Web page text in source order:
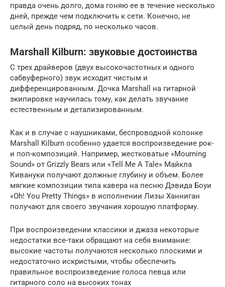
правда очень долго, дома гоняю ее в течение несколько
дней, прежде чем подключить к сети. Конечно, не
целый день подряд, по несколько часов.
Marshall Kilburn: звуковые достоинства
С трех драйверов (двух высокочастотных и одного
сабвуферного) звук исходит чистым и
дифференцированным. Дочка Marshall на гитарной
экипировке научилась тому, как делать звучание
естественным и детализированным.
Как и в случае с наушниками, беспроводной колонке
Marshall Kilburn особенно удается воспроизведение рок-
и поп-композиций. Например, жестковатые «Mourning
Sound» от Grizzly Bears или «Tell Me A Tale» Майкла
Кивануки получают должные глубину и объем. Более
мягкие композиции типа кавера на песню Дэвида Боуи
«Oh! You Pretty Things» в исполнении Лизы Ханниган
получают для своего звучания хорошую платформу.
При воспроизведении классики и джаза некоторые
недостатки все-таки обращают на себя внимание:
высокие частоты получаются несколько плоскими и
недостаточно искристыми, чтобы обеспечить
правильное воспроизведение голоса певца или
гитарного соло на высоких тонах